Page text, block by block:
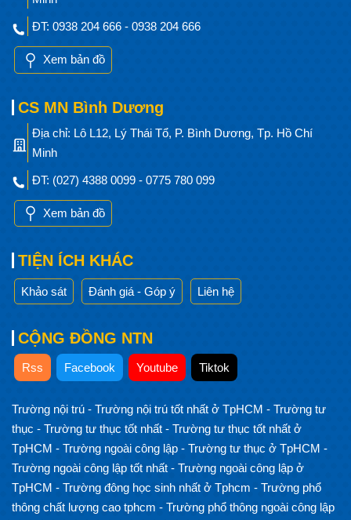
ĐT: 0938 204 666 - 0938 204 666
Xem bản đồ
CS MN Bình Dương
Địa chỉ: Lô L12, Lý Thái Tổ, P. Bình Dương, Tp. Hồ Chí
Minh
ĐT: (027) 4388 0099 - 0775 780 099
Xem bản đồ
TIỆN ÍCH KHÁC
Khảo sát Đánh giá - Góp ý Liên hệ
CỘNG ĐỒNG NTN
Rss Facebook Youtube Tiktok
Trường nội trú - Trường nội trú tốt nhất ở TpHCM - Trường tư
thục - Trường tư thục tốt nhất - Trường tư thục tốt nhất ở
TpHCM - Trường ngoài công lập - Trường tư thục ở TpHCM -
Trường ngoài công lập tốt nhất - Trường ngoài công lập ở
TpHCM - Trường đông học sinh nhất ở Tphcm - Trường phổ
thông chất lượng cao tphcm - Trường phổ thông ngoài công lập